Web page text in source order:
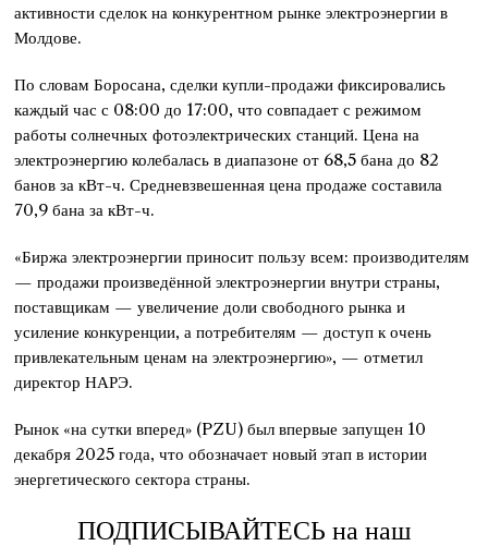
активности сделок на конкурентном рынке электроэнергии в
Молдове.
По словам Боросана, сделки купли-продажи фиксировались
каждый час с 08:00 до 17:00, что совпадает с режимом
работы солнечных фотоэлектрических станций. Цена на
электроэнергию колебалась в диапазоне от 68,5 бана до 82
банов за кВт-ч. Средневзвешенная цена продаже составила
70,9 бана за кВт-ч.
«Биржа электроэнергии приносит пользу всем: производителям
— продажи произведённой электроэнергии внутри страны,
поставщикам — увеличение доли свободного рынка и
усиление конкуренции, а потребителям — доступ к очень
привлекательным ценам на электроэнергию», — отметил
директор НАРЭ.
Рынок «на сутки вперед» (PZU) был впервые запущен 10
декабря 2025 года, что обозначает новый этап в истории
энергетического сектора страны.
ПОДПИСЫВАЙТЕСЬ на наш